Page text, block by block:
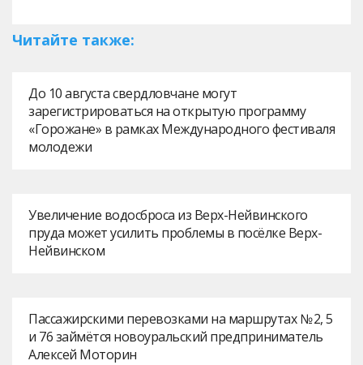
Читайте также:
До 10 августа свердловчане могут
зарегистрироваться на открытую программу
«Горожане» в рамках Международного фестиваля
молодежи
Увеличение водосброса из Верх-Нейвинского
пруда может усилить проблемы в посёлке Верх-
Нейвинском
Пассажирскими перевозками на маршрутах № 2, 5
и 76 займётся новоуральский предприниматель
Алексей Моторин